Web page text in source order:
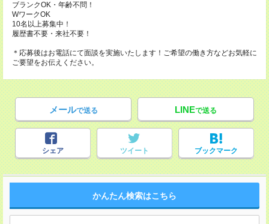
ブランクOK・年齢不問！
WワークOK
10名以上募集中！
履歴書不要・来社不要！
＊応募後はお電話にて面談を実施いたします！ご希望の働き方などお気軽に
ご要望をお伝えください。
メールで送る LINEで送る
シェア ツイート ブックマーク
かんたん検索はこちら